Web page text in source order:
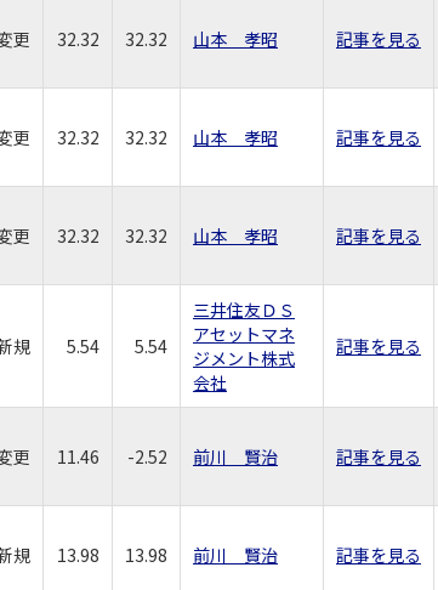
更 32.32 32.32 山本 孝昭 記事を見る
更 32.32 32.32 山本 孝昭 記事を見る
更 32.32 32.32 山本 孝昭 記事を見る
規 5.54 5.54
三井住友ＤＳ
アセットマネ
ジメント株式
会社
記事を見る
更 11.46 -2.52 前川 賢治 記事を見る
規 13.98 13.98 前川 賢治 記事を見る